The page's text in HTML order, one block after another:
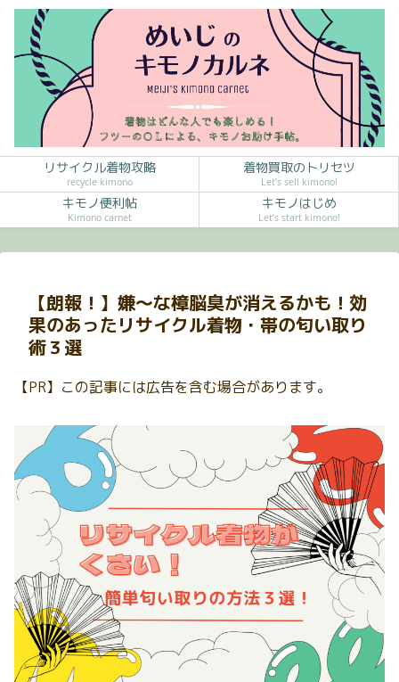
リサイクル着物攻略
recycle kimono
着物買取のトリセツ
Let’s sell kimono!
キモノ便利帖
Kimono carnet
キモノはじめ
Let’s start kimono!
【朗報！】嫌〜な樟脳臭が消えるかも！効
果のあったリサイクル着物・帯の匂い取り
術３選
【PR】この記事には広告を含む場合があります。